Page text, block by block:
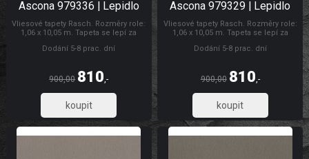
Ascona 979336 | Lepidlo
zdarma
Vliesové tapety Rasch. Rozměry role:
1,06 x 10,05 m. Tapeta se lepí za
zeď. Doporučujeme zakoupit lepidlo
Dodání 5-8 prac. dní
900,00 810 ,-
669,42
Ascona 979329 | Lepidlo
zdarma
Vliesové tapety Rasch. Rozměry role:
1,06 x 10,05 m. Tapeta se lepí za
zeď. Doporučujeme zakoupit lepidlo
Dodání 5-8 prac. dní
900,00 810 ,-
669,42